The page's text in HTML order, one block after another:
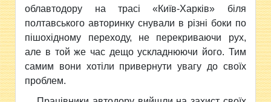
облавтодору на трасі «Київ-Харків» біля
полтавського авторинку снували в різні боки по
пішохідному переходу, не перекриваючи рух,
але в той же час дещо ускладнюючи його. Тим
самим вони хотіли привернути увагу до своїх
проблем.